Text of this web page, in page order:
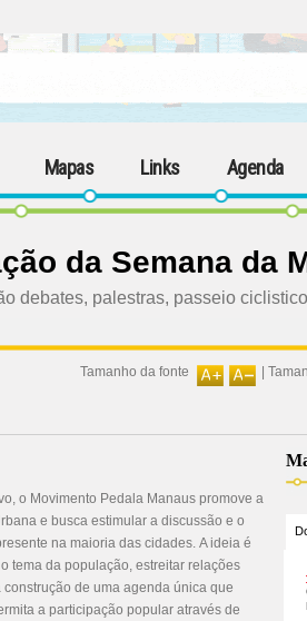
Mapas Links Agenda
da Semana da
debates, palestras, passeio
Tamanho da fonte
o Movimento Pedala Manaus promove a
e busca estimular a discussão e o
na maioria das cidades. A ideia é
tema da população, estreitar relações
de uma agenda única que
a participação popular através de